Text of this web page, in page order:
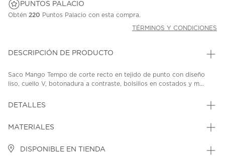
PUNTOS PALACIO
Obtén 220 Puntos Palacio con esta compra.
TÉRMINOS Y CONDICIONES
DESCRIPCIÓN DE PRODUCTO
Saco Mango Tempo de corte recto en tejido de punto con diseño
liso, cuello V, botonadura a contraste, bolsillos en costados y m...
DETALLES
MATERIALES
DISPONIBLE EN TIENDA